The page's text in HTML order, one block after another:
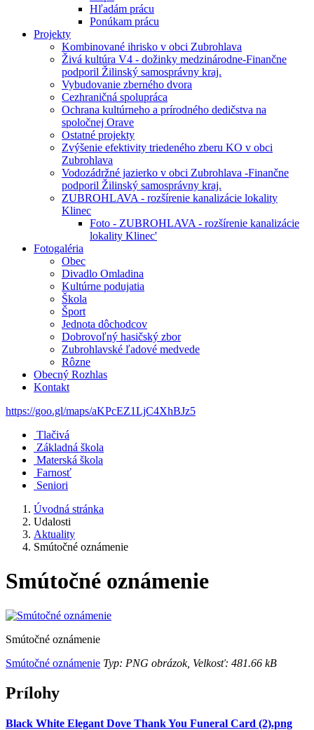
Hľadám prácu
Ponúkam prácu
Projekty
Kombinované ihrisko v obci Zubrohlava
Živá kultúra V4 - dožinky medzinárodne-Finančne
podporil Žilinský samosprávny kraj.
Vybudovanie zberného dvora
Cezhraničná spolupráca
Ochrana kultúrneho a prírodného dedičstva na
spoločnej Orave
Ostatné projekty
Zvýšenie efektivity triedeného zberu KO v obci
Zubrohlava
Vodozádržné jazierko v obci Zubrohlava -Finančne
podporil Žilinský samosprávny kraj.
ZUBROHLAVA - rozšírenie kanalizácie lokality
Klinec
Foto - ZUBROHLAVA - rozšírenie kanalizácie
lokality Klinec'
Fotogaléria
Obec
Divadlo Omladina
Kultúrne podujatia
Škola
Šport
Jednota dôchodcov
Dobrovoľný hasičský zbor
Zubrohlavské ľadové medvede
Rôzne
Obecný Rozhlas
Kontakt
https://goo.gl/maps/aKPcEZ1LjC4XhBJz5
Tlačivá
Základná škola
Materská škola
Farnosť
Seniori
Úvodná stránka
Udalosti
Aktuality
Smútočné oznámenie
Smútočné oznámenie
Smútočné oznámenie
Smútočné oznámenie Typ: PNG obrázok, Velkosť: 481.66 kB
Prílohy
Black White Elegant Dove Thank You Funeral Card (2).png